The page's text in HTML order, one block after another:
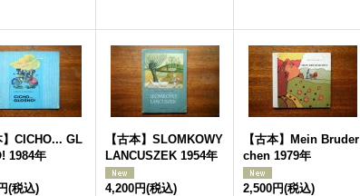
】CICHO... GL
1984年
(税込)
【古本】SLOMKOWY
LANCUSZEK 1954年
4,200円(税込)
【古本】Mein Bruder
chen 1979年
2,500円(税込)